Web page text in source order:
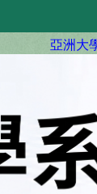
亞洲大